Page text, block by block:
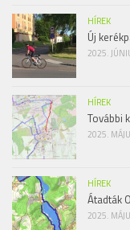
HÍREK
Új
2025.
HÍREK
További
2025.
HÍREK
Átadták
2025.